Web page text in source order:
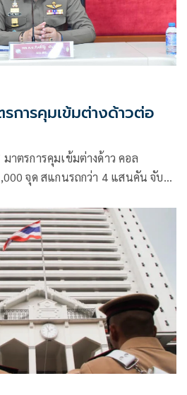
การคุมเข้มต่างด้าวต่อ
าตรการคุมเข้มต่างด้าว คอล
จุด สแกนรถกว่า 4 แสนคัน จับกุม